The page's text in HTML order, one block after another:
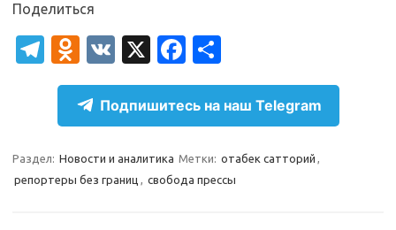
Поделиться
T
el
gr
a
m
O
d
n
o
kl
as
V
K
X
Fa
c
e
b
o
o
т
п
р
а
в
Подпишитесь на наш Telegram
Раздел: Новости и аналитика Метки: отабек сатторий ,
репортеры без границ , свобода прессы